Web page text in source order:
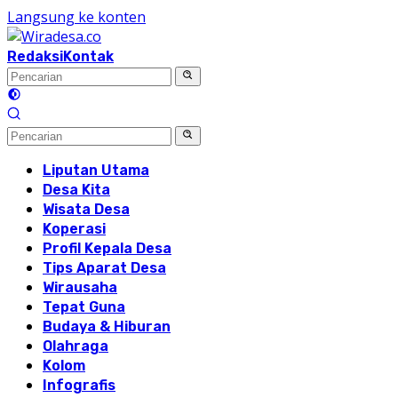
Langsung ke konten
RedaksiKontak
Liputan Utama
Desa Kita
Wisata Desa
Koperasi
Profil Kepala Desa
Tips Aparat Desa
Wirausaha
Tepat Guna
Budaya & Hiburan
Olahraga
Kolom
Infografis